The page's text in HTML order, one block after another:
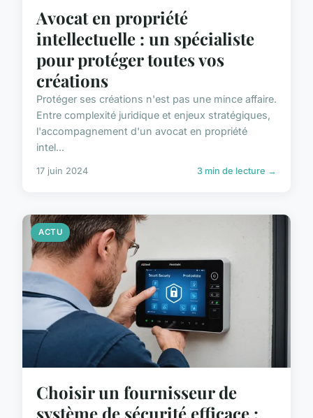
Avocat en propriété
intellectuelle : un spécialiste
pour protéger toutes vos
créations
Protéger ses créations n'est pas une mince affaire.
Entre complexité juridique et enjeux stratégiques,
l'accompagnement d'un avocat en propriété
intel...
17 juin 2024 3 min de lecture →
ACTU
Choisir un fournisseur de
système de sécurité efficace :